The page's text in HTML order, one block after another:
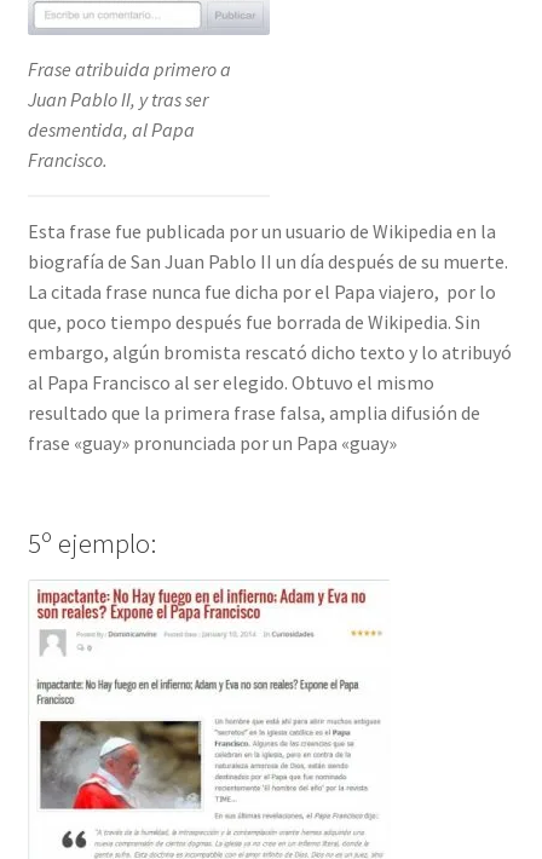
Frase atribuida primero a
Juan Pablo II, y tras ser
desmentida, al Papa
Francisco.
Esta frase fue publicada por un usuario de Wikipedia en la
biografía de San Juan Pablo II un día después de su muerte.
La citada frase nunca fue dicha por el Papa viajero, por lo
que, poco tiempo después fue borrada de Wikipedia. Sin
embargo, algún bromista rescató dicho texto y lo atribuyó
al Papa Francisco al ser elegido. Obtuvo el mismo
resultado que la primera frase falsa, amplia difusión de
frase «guay» pronunciada por un Papa «guay»
5º ejemplo: